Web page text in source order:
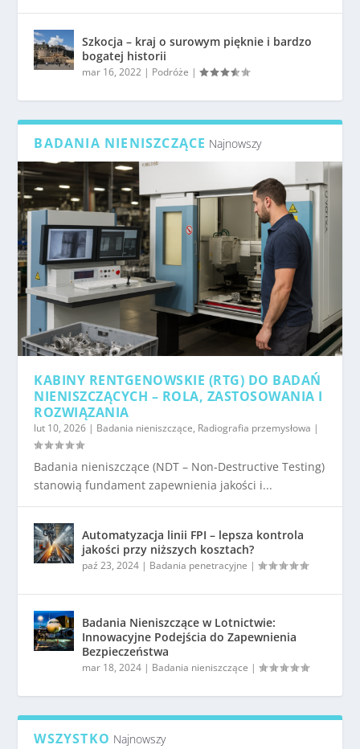
Szkocja – kraj o surowym pięknie i bardzo
bogatej historii
mar 16, 2022 | Podróże |
BADANIA NIENISZCZĄCE Najnowszy
KABINY RENTGENOWSKIE (RTG) DO BADAŃ
NIENISZCZĄCYCH – ROLA, ZASTOSOWANIA I
ROZWIĄZANIA
lut 10, 2026 | Badania nieniszczące, Radiografia przemysłowa |
Badania nieniszczące (NDT – Non-Destructive Testing)
stanowią fundament zapewnienia jakości i...
Automatyzacja linii FPI – lepsza kontrola
jakości przy niższych kosztach?
paź 23, 2024 | Badania penetracyjne |
Badania Nieniszczące w Lotnictwie:
Innowacyjne Podejścia do Zapewnienia
Bezpieczeństwa
mar 18, 2024 | Badania nieniszczące |
WSZYSTKO Najnowszy